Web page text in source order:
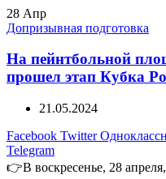
28 Апр
Допризывная подготовка
На пейнтбольной
прошел этап Кубка
21.05.2024
Facebook Twitter
Telegram
👉В воскресенье, 28